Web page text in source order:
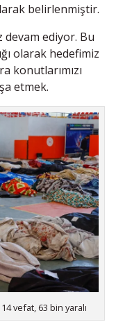
belirlenmiştir.
devam ediyor. Bu
olarak hedefimiz
konutlarımızı
etmek.
vefat, 63 bin yaralı